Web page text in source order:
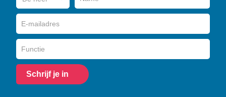
Schrijf je in